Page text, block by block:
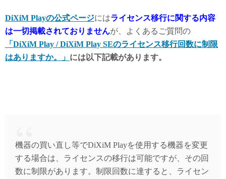
DiXiM Playの公式ページにはライセンス移行に関する内容
は一切掲載されておりませんが、よくあるご質問の
「DiXiM Play / DiXiM Play SEのライセンス移行回数に制限
はありますか。」 には以下記載があります。
機器の買い直し等でDiXiM Playを使用する機器を変更
する場合は、ライセンスの移行は可能ですが、その回
数に制限があります。制限回数に達すると、ライセン